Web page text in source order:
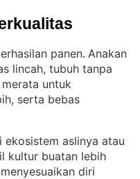
panen. Anakan
lincah, tubuh tanpa
untuk
serta bebas
ekosistem aslinya atau
kultur buatan lebih
diri